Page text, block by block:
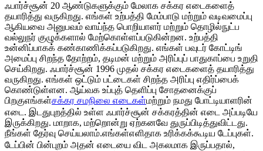
ஃபார்ச்சூன் 20 ஆண்டுகளுக்கும் மேலாக சக்கர எடைகளைத்
தயாரித்து வருகிறது. எங்கள் உற்பத்தி மேம்பாடு மற்றும் வடிவமைப்பு
ஆகியவை அனுபவம் வாய்ந்த பொறியாளர் மற்றும் தொழில்நுட்ப
வல்லுநர் குழுக்களால் மேற்கொள்ளப்படுகின்றன. உற்பத்தி
உன்னிப்பாகக் கண்காணிக்கப்படுகிறது. எங்கள் பவுடர் கோட்டிங்
அமைப்பு சிறந்த தோற்றம், தடிமன் மற்றும் அரிப்புப் பாதுகாப்பை உறுதி
செய்கிறது. ஃபார்ச்சூன் 1996 முதல் சக்கர எடைகளைத் தயாரித்து
வருகிறது. எங்கள் ஒட்டும் பட்டைகள் சிறந்த அரிப்பு எதிர்ப்பைக்
கொண்டுள்ளன. ஆய்வக உப்புத் தெளிப்பு சோதனைக்குப்
பிறகுஎங்கள்சக்கர சமநிலை எடைகள்மற்றும் நமது போட்டியாளரின்
எடை. இடதுபுறத்தில் உள்ள ஃபார்ச்சூன் சக்கரத்தின் எடை அப்படியே
இருக்கிறது. மாறாக, மற்றொன்று ஏற்கனவே துருப்பிடித்துவிட்டது.
நீங்கள் தேர்வு செய்யலாம்.எங்கள்எளிதாக உரிக்கக்கூடிய டேப்புகள்.
டேப்பின் பின்புறம் அதன் எடையை விட அகலமாக இருப்பதால்,